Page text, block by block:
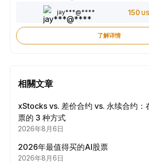
jay***@**** 150 USDT
了解详情
相關文章
xStocks vs. 差价合约 vs. 永续合约：
票的 3 种方式
2026年8月6日
2026年最值得买的AI股票
2026年8月6日